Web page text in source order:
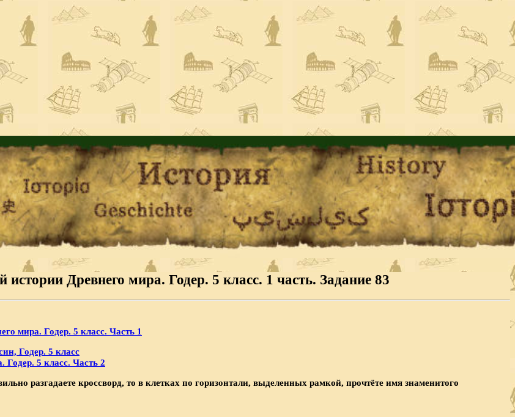
истории Древнего мира. Годер. 5 класс. 1 часть. Задание 83
мира. Годер. 5 класс. Часть 1
Годер. 5 класс
Годер. 5 класс. Часть 2
разгадаете кроссворд, то в клетках по горизонтали, выделенных рамкой, прочтёте имя знаме­нитого